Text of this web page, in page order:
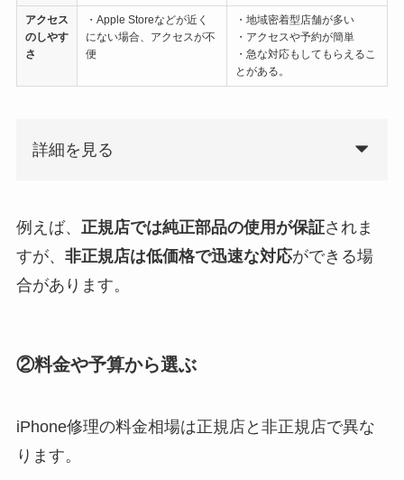
アクセス
のしやす
さ
・Apple Storeなどが近く
にない場合、アクセスが不
便
・地域密着型店舗が多い
・アクセスや予約が簡単
・急な対応もしてもらえるこ
とがある。
詳細を見る
例えば、 正規店では純正部品の使用が保証されま
すが、 非正規店は低価格で迅速な対応ができる場
合があります。
②料金や予算から選ぶ
iPhone修理の料金相場は正規店と非正規店で異な
ります。